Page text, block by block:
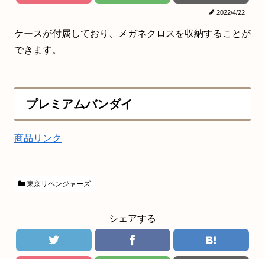
2022/4/22
ケースが付属しており、メガネクロスを収納することが
できます。
プレミアムバンダイ
商品リンク
東京リベンジャーズ
シェアする